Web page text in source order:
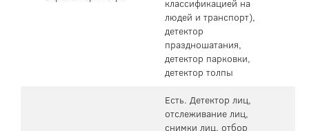
классификацией на
людей и транспорт),
детектор
праздношатания,
детектор парковки,
детектор толпы
Есть. Детектор лиц,
отслеживание лиц,
снимки лиц, отбор